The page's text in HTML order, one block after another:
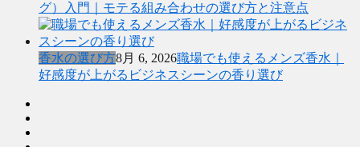
グ）入門｜モテる組み合わせの選び方と注意点
香水の選び方8月 6, 2026職場でも使えるメンズ香水｜
好感度が上がるビジネスシーンの香り選び